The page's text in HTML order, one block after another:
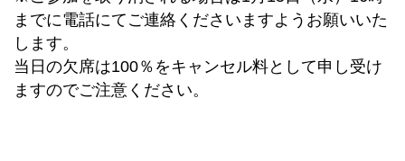
までに電話にてご連絡くださいますようお願いいた
します。
当日の欠席は100％をキャンセル料として申し受け
ますのでご注意ください。